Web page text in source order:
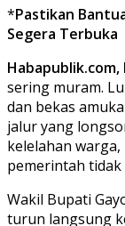
*Pastikan
Segera Terbuka
sering muram.
dan bekas
jalur yang
kelelahan
pemerintah
Wakil Bupati
turun langsung